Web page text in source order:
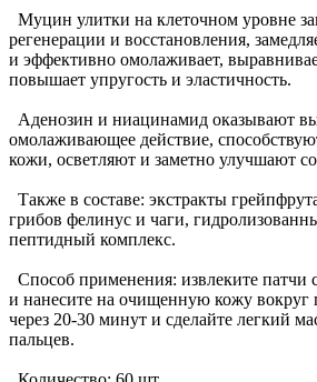
Муцин улитки на клеточном уровне
регенерации и восстановления,
и эффективно омолаживает,
повышает упругость и эластичность.
Аденозин и ниацинамид оказывают
омолаживающее действие,
кожи, осветляют и заметно улучшают
Также в составе: экстракты
грибов фелинус и чаги,
пептидный комплекс.
Способ применения: извлеките
и нанесите на очищенную кожу вокруг
через 20-30 минут и сделайте легкий
пальцев.